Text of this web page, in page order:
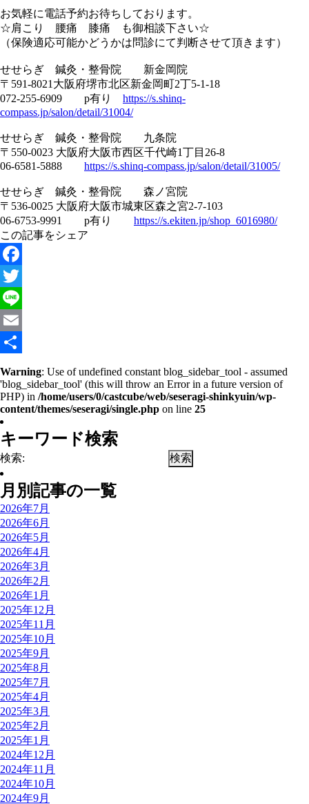
お気軽に電話予約お待ちしております。
☆肩こり 腰痛 膝痛 も御相談下さい☆
（保険適応可能かどうかは問診にて判断させて頂きます）
せせらぎ 鍼灸・整骨院 新金岡院
〒591-8021大阪府堺市北区新金岡町2丁5-1-18
072-255-6909 p有り https://s.shinq-
compass.jp/salon/detail/31004/
せせらぎ 鍼灸・整骨院 九条院
〒550-0023 大阪府大阪市西区千代崎1丁目26-8
06-6581-5888 https://s.shinq-compass.jp/salon/detail/31005/
せせらぎ 鍼灸・整骨院 森ノ宮院
〒536-0025 大阪府大阪市城東区森之宮2-7-103
06-6753-9991 p有り https://s.ekiten.jp/shop_6016980/
この記事をシェア
Facebook
Twitter
Line
Email
有
Warning: Use of undefined constant blog_sidebar_tool - assumed
'blog_sidebar_tool' (this will throw an Error in a future version of
PHP) in /home/users/0/castcube/web/seseragi-shinkyuin/wp-
content/themes/seseragi/single.php on line 25
キーワード検索
検索:
月別記事の一覧
2026年7月
2026年6月
2026年5月
2026年4月
2026年3月
2026年2月
2026年1月
2025年12月
2025年11月
2025年10月
2025年9月
2025年8月
2025年7月
2025年4月
2025年3月
2025年2月
2025年1月
2024年12月
2024年11月
2024年10月
2024年9月